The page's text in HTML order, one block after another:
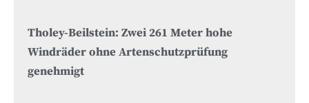
Tholey-Beilstein: Zwei 261 Meter hohe
Windräder ohne Artenschutzprüfung
genehmigt